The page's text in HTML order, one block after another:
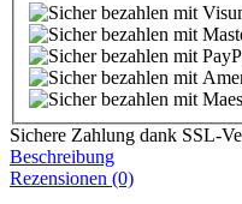
Sichere Zahlung dank SSL-
Beschreibung
Rezensionen (0)